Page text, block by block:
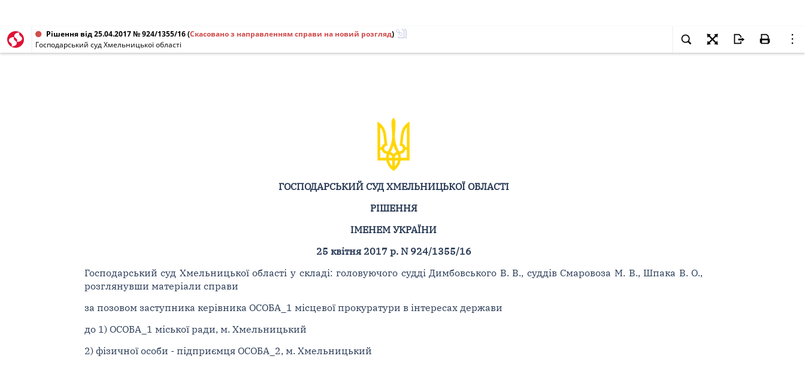
Рішення від 25.04.2017 № 924/1355/16(Скасовано з направленням справи на новий розгляд)
Господарський суд Хмельницької області
ГОСПОДАРСЬКИЙ СУД ХМЕЛЬНИЦЬКОЇ ОБЛАСТІ
РІШЕННЯ
ІМЕНЕМ УКРАЇНИ
25 квітня 2017 р. N 924/1355/16
Господарський суд Хмельницької області у складі: головуючого судді Димбовського В. В., суддів Смаровоза М. В., Шпака В. О.,
розглянувши матеріали справи
за позовом заступника керівника ОСОБА_1 місцевої прокуратури в інтересах держави
до 1) ОСОБА_1 міської ради, м. Хмельницький
2) фізичної особи - підприємця ОСОБА_2, м. Хмельницький